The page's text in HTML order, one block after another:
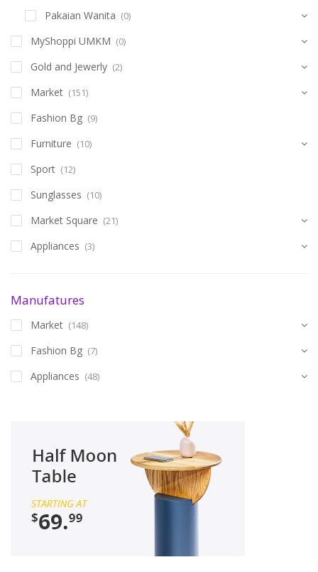
Pakaian Wanita (0)
MyShoppi UMKM (0)
Gold and Jewerly (2)
Market (151)
Fashion Bg (9)
Furniture (10)
Sport (12)
Sunglasses (10)
Market Square (21)
Appliances (3)
Manufatures
Market (148)
Fashion Bg (7)
Appliances (48)